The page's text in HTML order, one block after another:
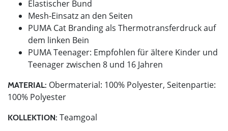
Elastischer Bund
Mesh-Einsatz an den Seiten
PUMA Cat Branding als Thermotransferdruck auf
dem linken Bein
PUMA Teenager: Empfohlen für ältere Kinder und
Teenager zwischen 8 und 16 Jahren
MATERIAL: Obermaterial: 100% Polyester, Seitenpartie:
100% Polyester
KOLLEKTION: Teamgoal